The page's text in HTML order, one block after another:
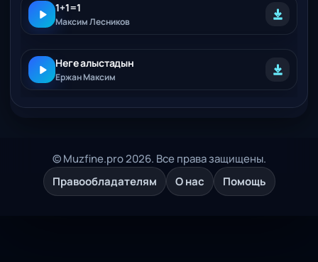
1+1=1
Максим Лесников
Неге алыстадын
Ержан Максим
© Muzfine.pro 2026. Все права защищены.
Правообладателям
О нас Помощь